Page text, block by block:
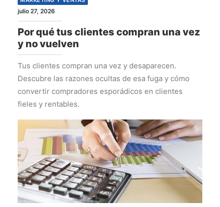
julio 27, 2026
Por qué tus clientes compran una vez
y no vuelven
Tus clientes compran una vez y desaparecen.
Descubre las razones ocultas de esa fuga y cómo
convertir compradores esporádicos en clientes
fieles y rentables.